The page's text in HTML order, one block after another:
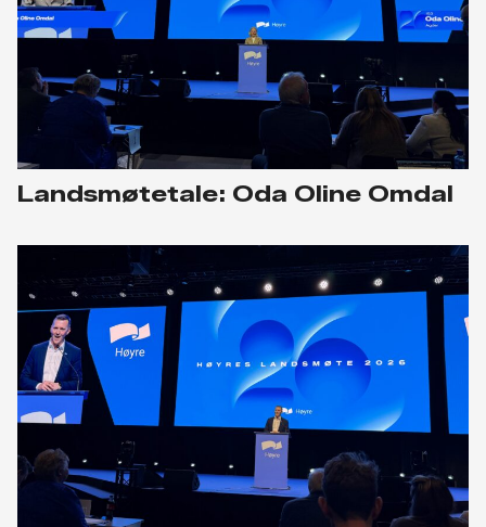
Landsmøtetale: Oda Oline Omdal